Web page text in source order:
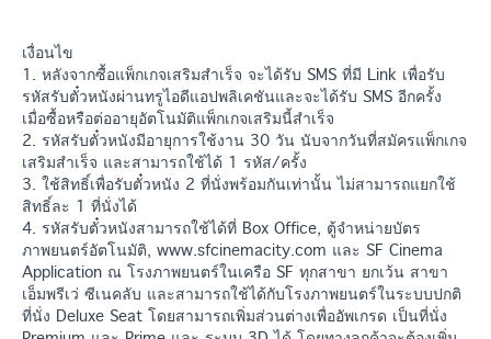
เงื่อนไข
1. หลังจากซื้อแพ็กเกจเสริมสำเร็จ จะได้รับ SMS ที่มี Link เพื่อรับ
รหัสรับตั๋วหนังผ่านทรูไอดีแอปพลิเคชันและจะได้รับ SMS อีกครั้ง
เมื่อซื้อหรือต่ออายุอัตโนมัติแพ็กเกจเสริมนี้สำเร็จ
2. รหัสรับตั๋วหนังมีอายุการใช้งาน 30 วัน นับจากวันที่สมัครแพ็กเกจ
เสริมสำเร็จ และสามารถใช้ได้ 1 รหัส/ครั้ง
3. ใช้สิทธิ์เพื่อรับตั๋วหนัง 2 ที่นั่งพร้อมกันเท่านั้น ไม่สามารถแยกใช้
สิทธิ์ละ 1 ที่นั่งได้
4. รหัสรับตั๋วหนังสามารถใช้ได้ที่ Box Office, ตู้จำหน่ายบัตร
ภาพยนตร์อัตโนมัติ, www.sfcinemacity.com และ SF Cinema
Application ณ โรงภาพยนตร์ในเครือ SF ทุกสาขา ยกเว้น สาขา
เอ็มพรีเว่ ซีเนคลับ และสามารถใช้ได้กับโรงภาพยนตร์ในระบบปกติ
ที่นั่ง Deluxe Seat โดยสามารถเพิ่มส่วนต่างเพื่ออัพเกรด เป็นที่นั่ง